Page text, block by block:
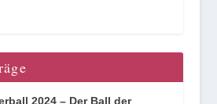
2024 – Der Ball der